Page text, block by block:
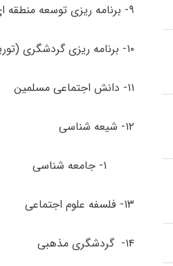
۹- برنامه­ ریزی توسعه منطقه­ ای
۱۰- برنامه ­ریزی گردشگری (توریسم)
۱۱- دانش اجتماعی مسلمین
۱۲- شیعه شناسی
۱- جامعه شناسی
۱۳- فلسفه علوم اجتماعی
۱۴- گردشگری مذهبی